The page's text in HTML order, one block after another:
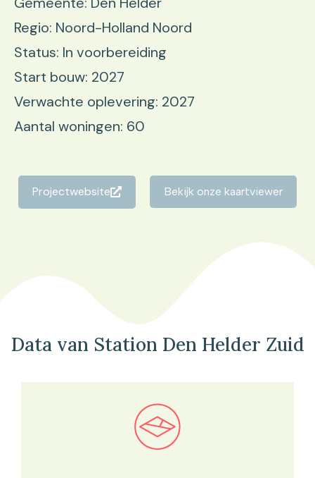
Regio: Noord-Holland Noord
Status: In voorbereiding
Start bouw: 2027
Verwachte oplevering: 2027
Aantal woningen: 60
Projectwebsite Bekijk onze kaartviewer
Data van Station Den Helder Zuid
Bekijk in onze kaartviewer